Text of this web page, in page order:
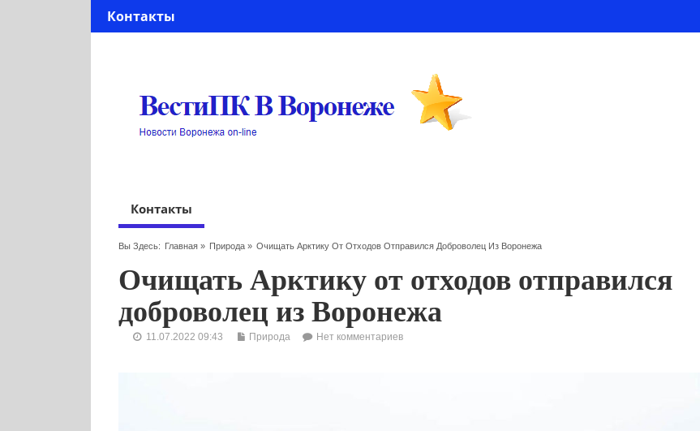
Контакты
Контакты
Вы Здесь: Главная» Природа » Очищать Арктику От Отходов Отправился Доброволец Из Воронежа
Очищать Арктику от отходов отправился
доброволец из Воронежа
11.07.2022 09:43 Природа Нет комментариев